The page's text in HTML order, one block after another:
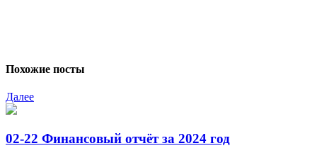
Похожие посты
Далее
02-22 Финансовый отчёт за 2024 год